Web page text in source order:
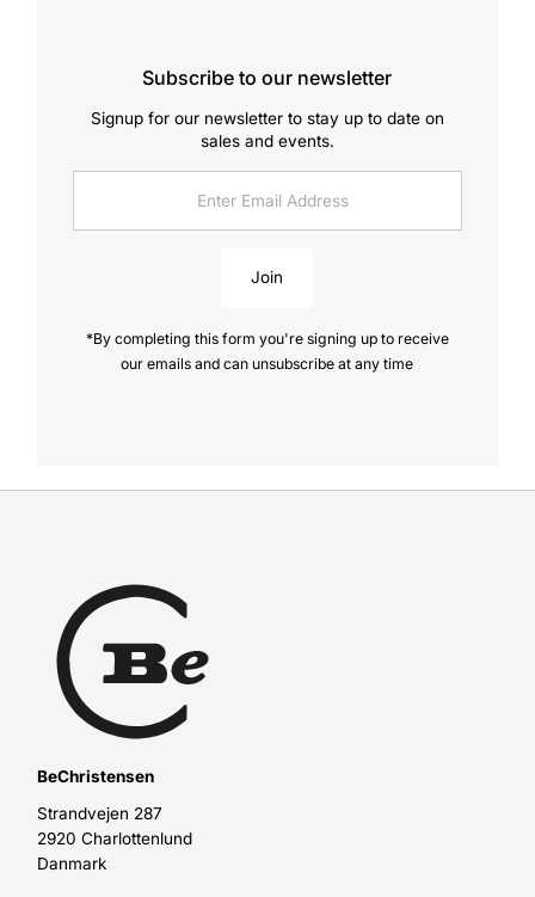
Subscribe to our newsletter
Signup for our newsletter to stay up to date on
sales and events.
Address
Join
*By completing this form you're signing up to receive
our emails and can unsubscribe at any time
BeChristensen
Strandvejen 287
2920 Charlottenlund
Danmark